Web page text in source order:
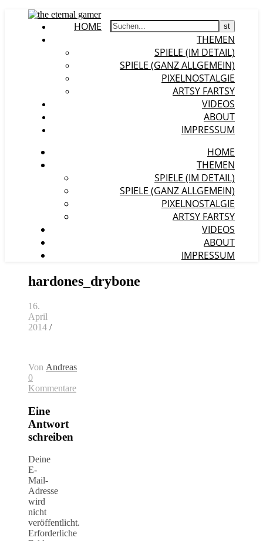
HOME
THEMEN
SPIELE (IM DETAIL)
SPIELE (GANZ ALLGEMEIN)
PIXELNOSTALGIE
ARTSY FARTSY
VIDEOS
ABOUT
IMPRESSUM
HOME
THEMEN
SPIELE (IM DETAIL)
SPIELE (GANZ ALLGEMEIN)
PIXELNOSTALGIE
ARTSY FARTSY
VIDEOS
ABOUT
IMPRESSUM
hardones_drybone
16.
April
2014 /
Von Andreas
0
Kommentare
Eine
Antwort
schreiben
Deine
E-
Mail-
Adresse
wird
nicht
veröffentlicht.
Erforderliche